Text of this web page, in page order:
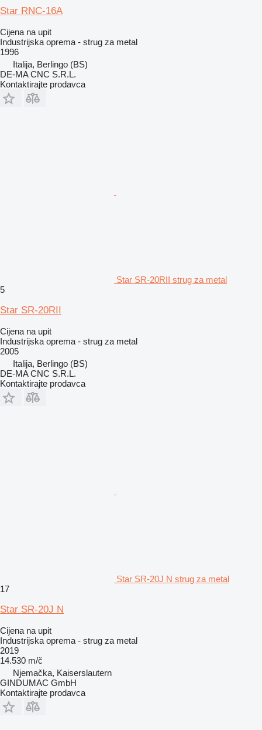
Star RNC-16A
Cijena na upit
Industrijska oprema - strug za metal
1996
Italija, Berlingo (BS)
DE-MA CNC S.R.L.
Kontaktirajte prodavca
Star SR-20RII strug za metal
5
Star SR-20RII
Cijena na upit
Industrijska oprema - strug za metal
2005
Italija, Berlingo (BS)
DE-MA CNC S.R.L.
Kontaktirajte prodavca
Star SR-20J N strug za metal
17
Star SR-20J N
Cijena na upit
Industrijska oprema - strug za metal
2019
14.530 m/č
Njemačka, Kaiserslautern
GINDUMAC GmbH
Kontaktirajte prodavca